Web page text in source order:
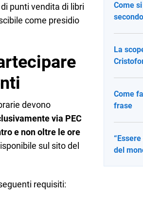
punti vendita di libri
come presidio
devono
via PEC
e non oltre leore
sul sito del
requisiti:
Come
La
Come
frase
del